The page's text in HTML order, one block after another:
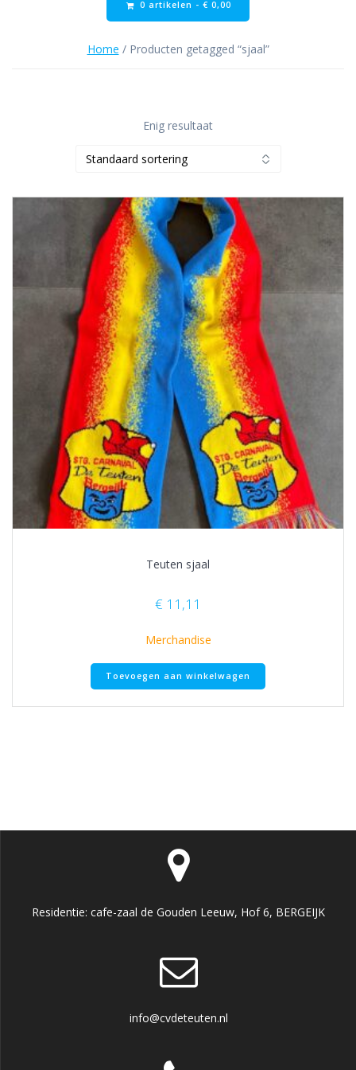
0 artikelen - € 0,00
Home / Producten getagged “sjaal”
Enig resultaat
Teuten sjaal
€ 11,11
Merchandise
Toevoegen aan winkelwagen
Residentie: cafe-zaal de Gouden Leeuw, Hof 6, BERGEIJK
info@cvdeteuten.nl